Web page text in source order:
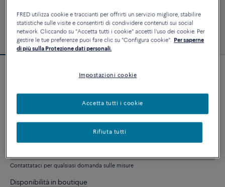
Bracciale Force 10
PERSONALIZZA
Contattataci per qualsiasi domanda sulle misure
Disponibilità in boutique
FRED utilizza cookie e traccianti per offrirti un servizio migliore, stabilire
statistiche sulle visite e consentirti di condividere contenuti sui social
network. Cliccando su "Accetta tutti i cookie" accetti l'uso dei cookie. Per
gestire le tue preferenze puoi fare clic su "Configura cookie". Per saperne
di più sulla Protezione dati personali.
Impostazioni cookie
Rifiuta tutti
Accetta tutti i cookie